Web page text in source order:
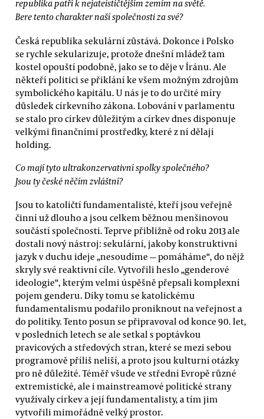
republika patří k nejateističtějším zemím na světě.
Bere tento charakter naší společnosti za své?
Česká republika sekulární zůstává. Dokonce i Polsko
se rychle sekularizuje, protože dnešní mládež tam
kostel opouští podobně, jako se to děje v Íránu. Ale
někteří politici se přiklání ke všem možným zdrojům
symbolického kapitálu. U nás je to do určité míry
důsledek církevního zákona. Lobování v parlamentu
se stalo pro církev důležitým a církev dnes disponuje
velkými finančními prostředky, které z ní dělají
holding.
Co mají tyto ultrakonzervativní spolky společného?
Jsou ty české něčím zvláštní?
Jsou to katoličtí fundamentalisté, kteří jsou veřejně
činní už dlouho a jsou celkem běžnou menšinovou
součástí společnosti. Teprve přibližně od roku 2013 ale
dostali nový nástroj: sekulární, jakoby konstruktivní
jazyk v duchu ideje „nesoudíme — pomáháme“, do nějž
skryly své reaktivní cíle. Vytvořili heslo „genderové
ideologie“, kterým velmi úspěšně přepsali komplexní
pojem genderu. Díky tomu se katolickému
fundamentalismu podařilo proniknout na veřejnost a
do politiky. Tento posun se připravoval od konce 90. let,
v posledních letech se ale setkal s poptávkou
pravicových a středových stran, které se mezi sebou
programově příliš neliší, a proto jsou kulturní otázky
pro ně důležité. Téměř všude ve střední Evropě různé
extremistické, ale i mainstreamové politické strany
využívaly církev a její fundamentalisty, a tím jim
vytvořili mimořádně velký prostor.